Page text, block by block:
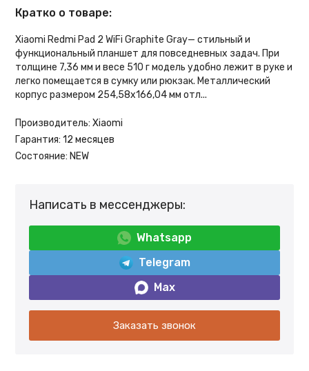
Кратко о товаре:
Xiaomi Redmi Pad 2 WiFi Graphite Gray— стильный и
функциональный планшет для повседневных задач. При
толщине 7,36 мм и весе 510 г модель удобно лежит в руке и
легко помещается в сумку или рюкзак. Металлический
корпус размером 254,58х166,04 мм отл...
Производитель: Xiaomi
Гарантия: 12 месяцев
Состояние: NEW
Написать в мессенджеры:
Whatsapp
Telegram
Max
Заказать звонок